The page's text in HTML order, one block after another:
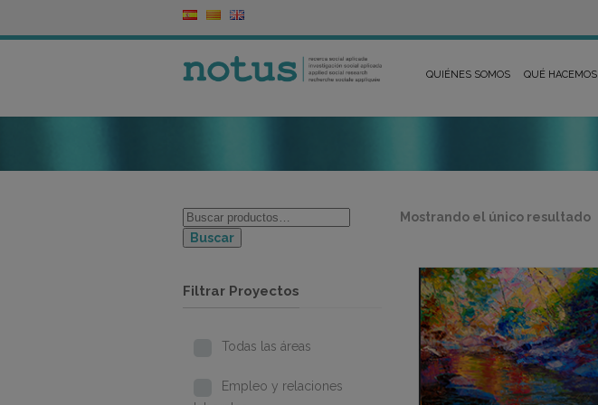
QUIÉNES SOMOS QUÉ HACEMOS
Mostrando el único resultado
Buscar
Filtrar Proyectos
Todas las áreas
Empleo y relaciones